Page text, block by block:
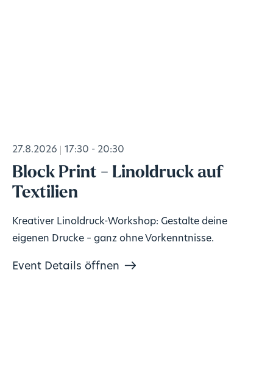
27.8.2026 17:30 - 20:30
Block Print - Linoldruck auf
Textilien
Kreativer Linoldruck-Workshop: Gestalte deine
eigenen Drucke – ganz ohne Vorkenntnisse.
Event Details öffnen